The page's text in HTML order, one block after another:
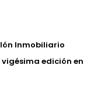
Inmobiliario
vigésima edición en